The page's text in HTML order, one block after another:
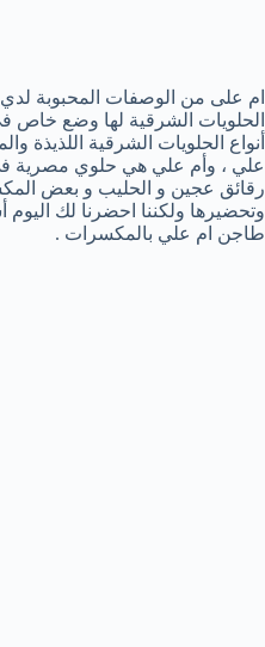
ام على من الوصفات المحبوبة لدي
الحلويات الشرقية لها وضع خاص
أنواع الحلويات الشرقية اللذيذة
علي ، وأم علي هي حلوي مصرية
رقائق عجين و الحليب و بعض
وتحضيرها ولكننا احضرنا لك
طاجن ام علي بالمكسرات .